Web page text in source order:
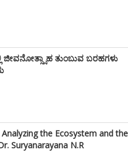
ತುಂಬುವ ಬರಹಗಳು
the Ecosystem and
Suryanarayana N.R